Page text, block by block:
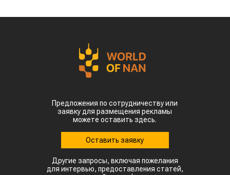
Предложения по сотрудничеству или
заявку для размещения рекламы
можете оставить здесь.
Оставить заявку
Другие запросы, включая пожелания
для интервью, предоставления статей,